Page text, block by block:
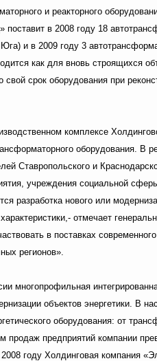
и реакторного
в 2008 году 18
и в 2009 году 3
как для вновь строящихся
срок оборудования при
комплексе
оборудования. В
Ставропольского и
учреждения социальной
разработка нового или
отмечает
в поставках
регионов».
объектов энергетики. В
оборудования: от
продаж предприятий компании
году Холдинговая компания